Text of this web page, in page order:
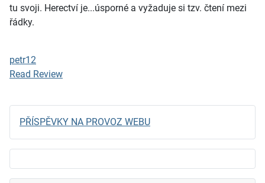
tu svoji. Herectví je...úsporné a vyžaduje si tzv. čtení mezi
řádky.
petr12
Read Review
PŘÍSPĚVKY NA PROVOZ WEBU